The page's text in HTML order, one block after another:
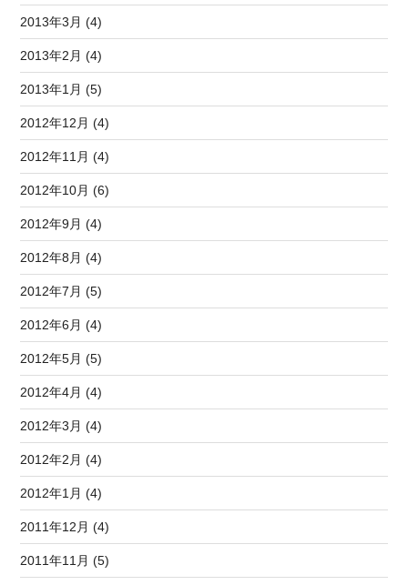
2013年3月 (4)
2013年2月 (4)
2013年1月 (5)
2012年12月 (4)
2012年11月 (4)
2012年10月 (6)
2012年9月 (4)
2012年8月 (4)
2012年7月 (5)
2012年6月 (4)
2012年5月 (5)
2012年4月 (4)
2012年3月 (4)
2012年2月 (4)
2012年1月 (4)
2011年12月 (4)
2011年11月 (5)